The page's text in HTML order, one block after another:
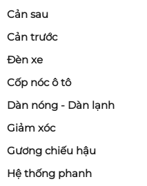
Cản sau
Cản trước
Đèn xe
Cốp nóc ô tô
Dàn nóng - Dàn lạnh
Giảm xóc
Gương chiếu hậu
Hệ thống phanh